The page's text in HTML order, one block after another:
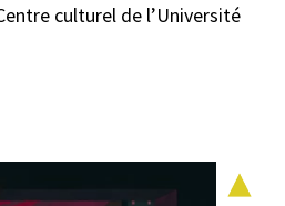
culturel de l’Université